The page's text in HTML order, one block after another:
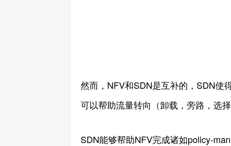
然而，NFV和SDN是互补的，SDN使
可以帮助流量转向（卸载，旁路，选
SDN能够帮助NFV完成诸如policy-